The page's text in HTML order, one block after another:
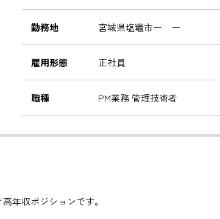
勤務地 宮城県塩竈市ー ー
雇用形態 正社員
職種 PM業務 管理技術者
年収ポジションです。